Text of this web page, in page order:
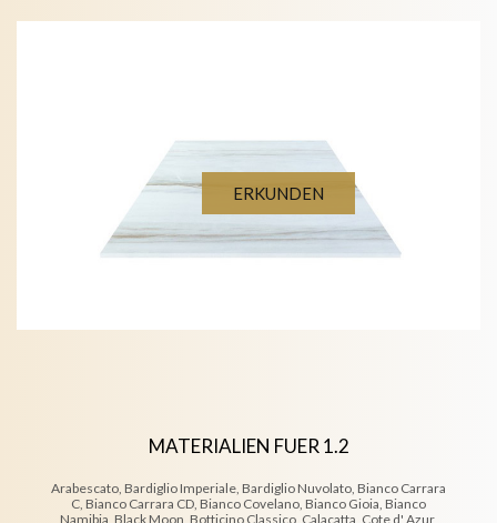
ERKUNDEN
MATERIALIEN FUER 1.2
Arabescato, Bardiglio Imperiale, Bardiglio Nuvolato, Bianco Carrara
C, Bianco Carrara CD, Bianco Covelano, Bianco Gioia, Bianco
Namibia, Black Moon, Botticino Classico, Calacatta, Cote d' Azur,